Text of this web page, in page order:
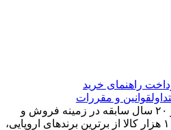
راهنمای خرید
قوانین و مقررات
مجموعه کالا عمران با بیش از ۲۰ سال سابقه در زمینه فروش و
خدمات ابزارآلات تخصصی و ۱۰ هزار کالا از برترین برندهای اروپایی،